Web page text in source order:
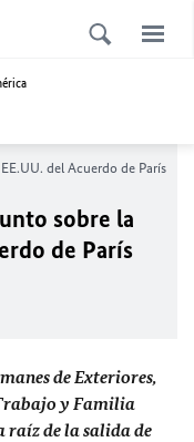
del Acuerdo de París
sobre la
de París
de Exteriores,
y Familia
de la salida de